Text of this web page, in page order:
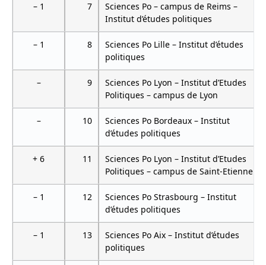
– 1 7
Sciences Po – campus de Reims –
Institut d’études politiques
– 1 8
Sciences Po Lille – Institut d’études
politiques
– 9
Sciences Po Lyon – Institut d’Etudes
Politiques – campus de Lyon
– 10
Sciences Po Bordeaux – Institut
d’études politiques
+ 6 11
Sciences Po Lyon – Institut d’Etudes
Politiques – campus de Saint-Etienne
– 1 12
Sciences Po Strasbourg – Institut
d’études politiques
– 1 13
Sciences Po Aix – Institut d’études
politiques